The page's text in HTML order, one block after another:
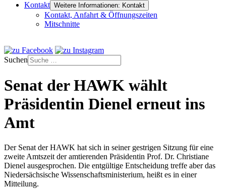
Kontakt Weitere Informationen: Kontakt
Kontakt, Anfahrt & Öffnungszeiten
Mitschnitte
Suchen
Senat der HAWK wählt
Präsidentin Dienel erneut ins
Amt
Der Senat der HAWK hat sich in seiner gestrigen Sitzung für eine
zweite Amtszeit der amtierenden Präsidentin Prof. Dr. Christiane
Dienel ausgesprochen. Die entgültige Entscheidung treffe aber das
Niedersächsische Wissenschaftsministerium, heißt es in einer
Mitteilung.